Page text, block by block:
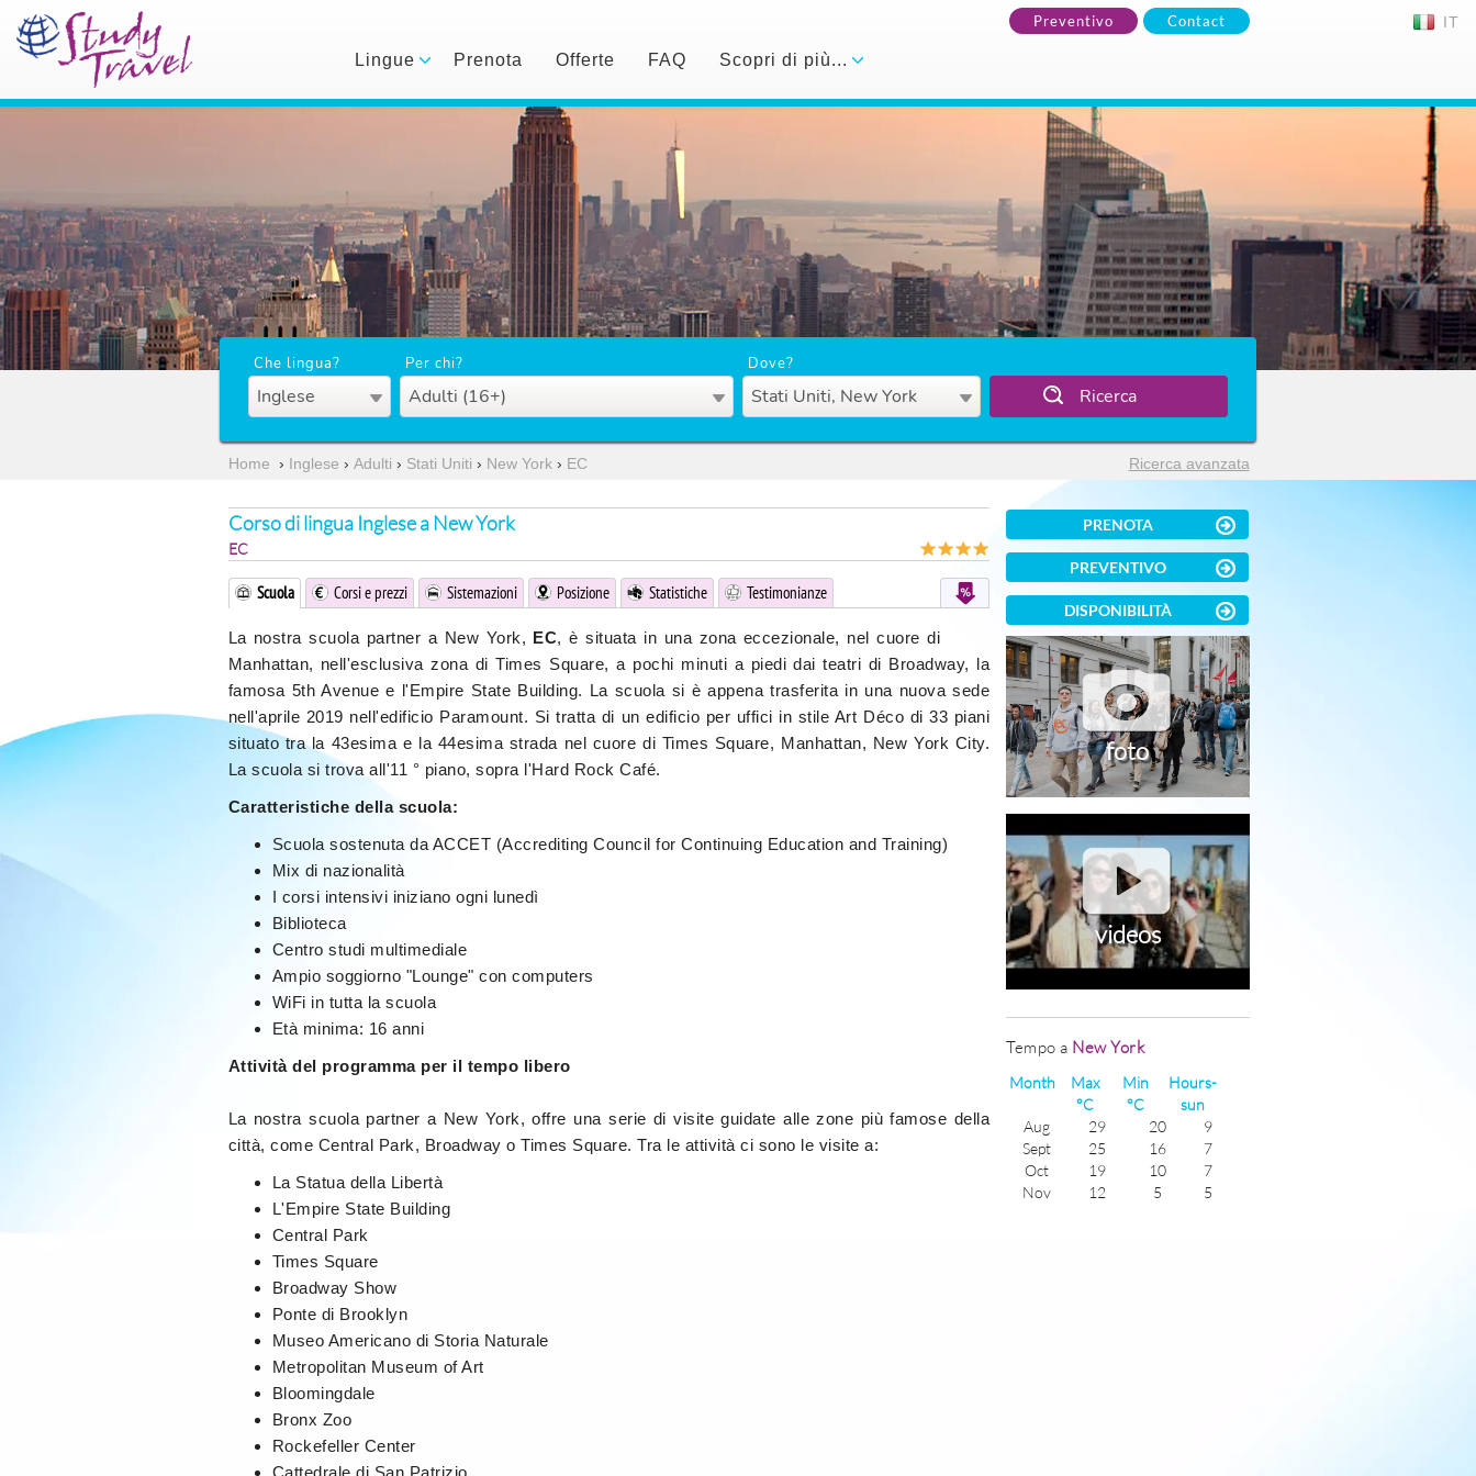
Preventivo Contact IT
Lingue Prenota Offerte FAQ Scopri di più...
Che lingua?
Inglese
Per chi?
Adulti (16+)
Dove?
Stati Uniti, New York Ricerca
Home › Inglese › Adulti › Stati Uniti › New York› EC Ricerca avanzata
Corso di lingua Inglese a New York
EC
Scuola Corsi e prezzi Sistemazioni Posizione Statistiche Testimonianze
La nostra scuola partner a New York, EC, è situata in una zona eccezionale, nel cuore di
Manhattan, nell'esclusiva zona di Times Square, a pochi minuti a piedi dai teatri di Broadway, la
famosa 5th Avenue e l'Empire State Building. La scuola si è appena trasferita in una nuova sede
nell'aprile 2019 nell'edificio Paramount. Si tratta di un edificio per uffici in stile Art Déco di 33 piani
situato tra la 43esima e la 44esima strada nel cuore di Times Square, Manhattan, New York City.
La scuola si trova all'11 ° piano, sopra l'Hard Rock Café.
Caratteristiche della scuola:
Scuola sostenuta da ACCET (Accrediting Council for Continuing Education and Training)
Mix di nazionalità
I corsi intensivi iniziano ogni lunedì
Biblioteca
Centro studi multimediale
Ampio soggiorno "Lounge" con computers
WiFi in tutta la scuola
Età minima: 16 anni
Attività del programma per il tempo libero
La nostra scuola partner a New York, offre una serie di visite guidate alle zone più famose della
città, come Central Park, Broadway o Times Square. Tra le attività ci sono le visite a:
La Statua della Libertà
L'Empire State Building
Central Park
Times Square
Broadway Show
Ponte di Brooklyn
Museo Americano di Storia Naturale
Metropolitan Museum of Art
Bloomingdale
Bronx Zoo
Rockefeller Center
Cattedrale di San Patrizio
PRENOTA
PREVENTIVO
DISPONIBILITÀ
foto
videos
Tempo a New York
Month
Max
°C
Min
°C
Hours-
sun
Aug
29 20
9
Sept
25 16
7
Oct
19 10
7
Nov
12 5
5